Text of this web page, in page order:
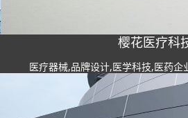
樱花医疗科
医疗器械,品牌设计,医学科技,医药企